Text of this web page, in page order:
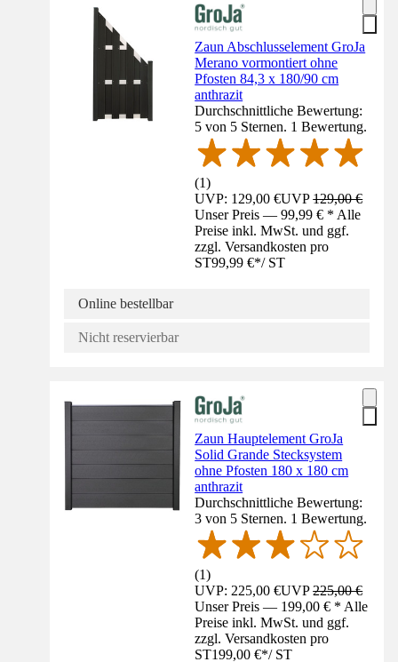
Zaun Abschlusselement GroJa
Merano vormontiert ohne
Pfosten 84,3 x 180/90 cm
anthrazit
Durchschnittliche Bewertung:
5 von 5 Sternen. 1 Bewertung.
(1)
UVP: 129,00 €UVP129,00 €
Unser Preis — 99,99 € * Alle
Preise inkl. MwSt. und ggf.
zzgl. Versandkosten pro
ST99,99 €*/ ST
Online bestellbar
Nicht reservierbar
Zaun Hauptelement GroJa
Solid Grande Stecksystem
ohne Pfosten 180 x 180 cm
anthrazit
Durchschnittliche Bewertung:
3 von 5 Sternen. 1 Bewertung.
(1)
UVP: 225,00 €UVP225,00 €
Unser Preis — 199,00 € * Alle
Preise inkl. MwSt. und ggf.
zzgl. Versandkosten pro
ST199,00 €*/ ST